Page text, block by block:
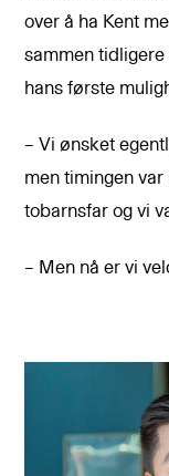
over å ha Kent
sammen tidligere
hans første
– Vi ønsket
men timingen
tobarnsfar og vi
– Men nå er vi